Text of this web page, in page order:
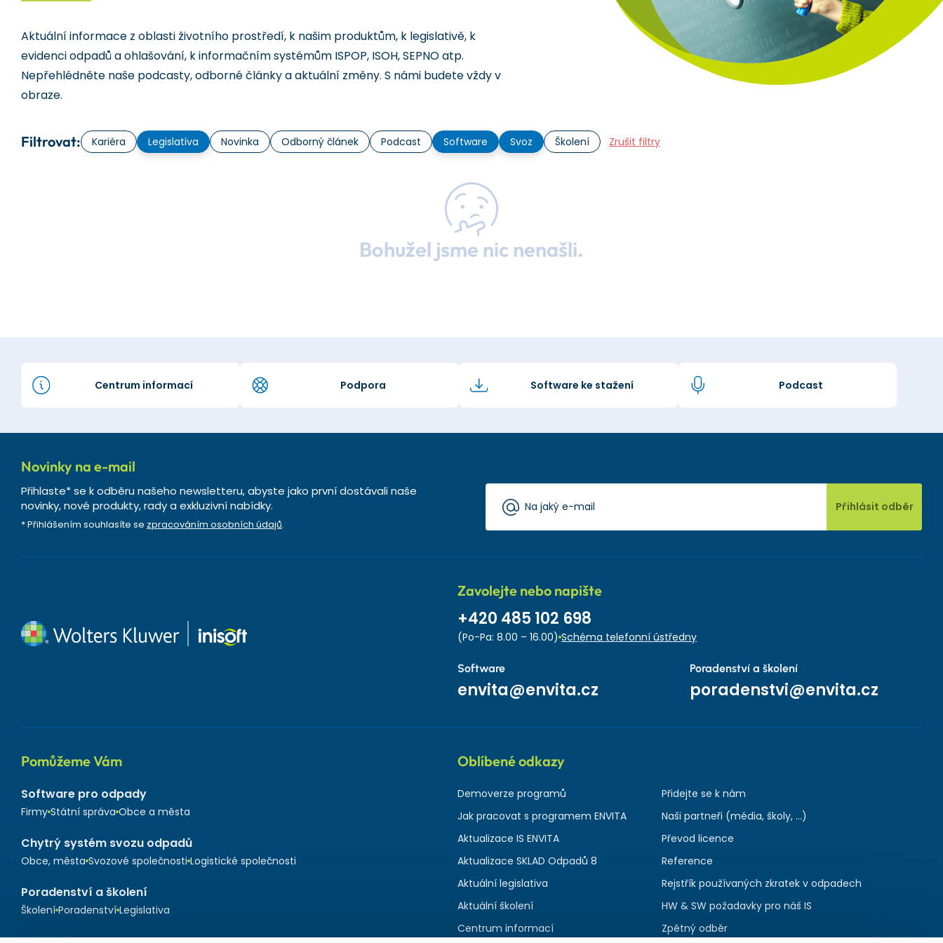
Aktuální informace z oblasti životního prostředí, k našim produktům, k legislativě, k
evidenci odpadů a ohlašování, k informačním systémům ISPOP, ISOH, SEPNO atp.
Nepřehlédněte naše podcasty, odborné články a aktuální změny. S námi budete vždy v
obraze.
Filtrovat: Kariéra Legislativa Novinka Odborný článek Podcast Software Svoz Školení Zrušit filtry
Bohužel jsme nic nenašli.
Centrum informací Podpora Software ke stažení Podcast
Novinky na e-mail
Přihlaste* se k odběru našeho newsletteru, abyste jako první dostávali naše
novinky, nové produkty, rady a exkluzivní nabídky.
* Přihlášením souhlasíte se zpracováním osobních údajů.
Přihlásit odběr
Zavolejte nebo napište
+420 485 102 698
(Po-Pa: 8.00 – 16.00) Schéma telefonní ústředny
Software
envita@envita.cz
Poradenství a školení
poradenstvi@envita.cz
Pomůžeme Vám
Software pro odpady
Firmy Státní správa Obce a města
Chytrý systém svozu odpadů
Obce, města Svozové společnosti Logistické společnosti
Poradenství a školení
Školení Poradenství Legislativa
Oblíbené odkazy
Demoverze programů
Jak pracovat s programem ENVITA
Aktualizace IS ENVITA
Aktualizace SKLAD Odpadů 8
Aktuální legislativa
Aktuální školení
Centrum informací
Přidejte se k nám
Naši partneři (média, školy, ...)
Převod licence
Reference
Rejstřík používaných zkratek v odpadech
HW & SW požadavky pro náš IS
Zpětný odběr